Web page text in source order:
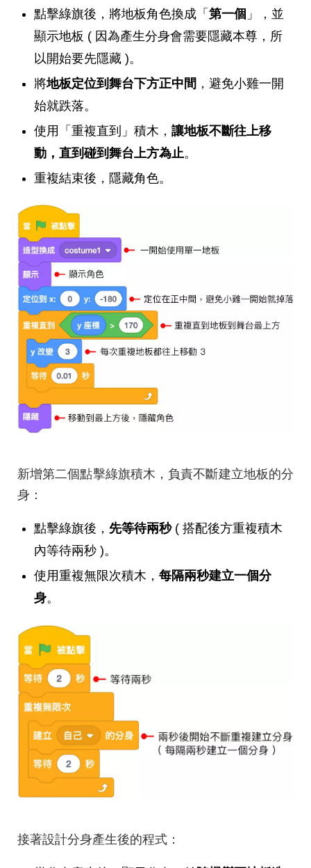
點擊綠旗後，將地板角色換成「 第一個 」，並
顯示地板 ( 因為產生分身會需要隱藏本尊，所
以開始要先隱藏 )。
將地板定位到舞台下方正中間 ，避免小雞一開
始就跌落。
使用「重複直到」積木， 讓地板不斷往上移
動，直到碰到舞台上方為止。
重複結束後，隱藏角色。
新增第二個點擊綠旗積木，負責不斷建立地板的分
身：
點擊綠旗後， 先等待兩秒( 搭配後方重複積木
內等待兩秒 )。
使用重複無限次積木， 每隔兩秒建立一個分
身。
接著設計分身產生後的程式：